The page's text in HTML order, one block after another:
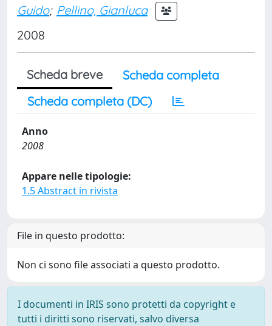
Guido; Pellino, Gianluca
2008
Scheda breve
Scheda completa
Scheda completa (DC)
Anno
2008
Appare nelle tipologie:
1.5 Abstract in rivista
File in questo prodotto:
Non ci sono file associati a questo prodotto.
I documenti in IRIS sono protetti da copyright e
tutti i diritti sono riservati, salvo diversa